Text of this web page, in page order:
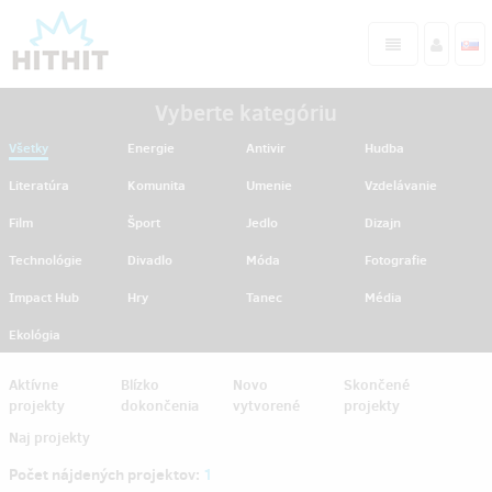
Všetky Energie Antivir
Hudba
Literatúra
Komunita Umenie
Vzdelávanie
Film
Šport Jedlo
Dizajn
Technológie
Divadlo Móda
Fotografie
Impact Hub
Hry Tanec
Média
Ekológia
Aktívne
projekty
Blízko
dokončenia
Novo
vytvorené
Skončené
projekty
Naj projekty
Počet nájdených projektov: 1